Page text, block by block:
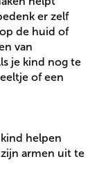
er zelf
de huid of
van
je kind nog te
of een
helpen
armen uit te